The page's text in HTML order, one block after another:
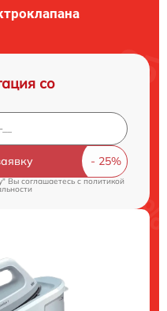
со
Вы соглашаетесь cполитикой